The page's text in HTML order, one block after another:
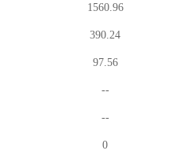
1560.96
390.24
97.56
--
--
0